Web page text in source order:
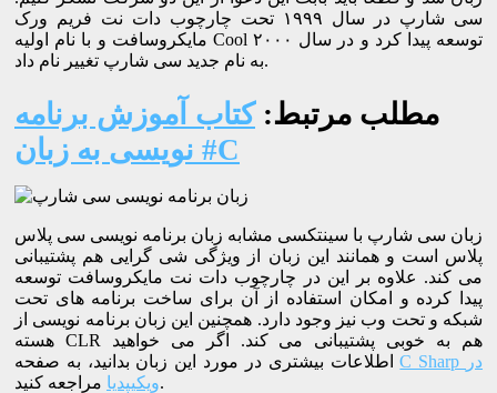
سی شارپ در سال ۱۹۹۹ تحت چارچوب دات نت فریم ورک
مایکروسافت و با نام اولیه Cool توسعه پیدا کرد و در سال ۲۰۰۰
به نام جدید سی شارپ تغییر نام داد.
مطلب مرتبط:کتاب آموزش برنامه
نویسی به زبان #C
زبان سی شارپ با سینتکسی مشابه زبان برنامه نویسی سی پلاس
پلاس است و همانند این زبان از ویژگی شی گرایی هم پشتیبانی
می کند. علاوه بر این در چارچوب دات نت مایکروسافت توسعه
پیدا کرده و امکان استفاده از آن برای ساخت برنامه های تحت
شبکه و تحت وب نیز وجود دارد. همچنین این زبان برنامه نویسی از
هسته CLR هم به خوبی پشتیبانی می کند. اگر می خواهید
اطلاعات بیشتری در مورد این زبان بدانید، به صفحهC Sharp در
ویکیپدیامراجعه کنید.